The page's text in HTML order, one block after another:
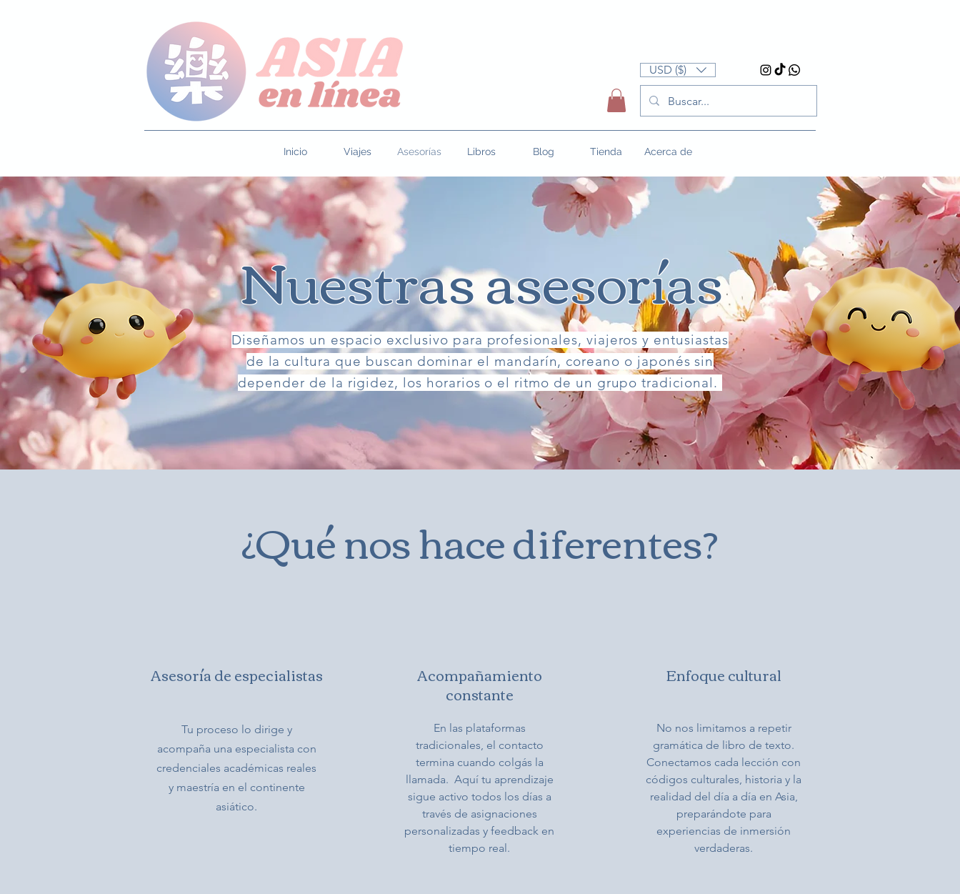
USD ($)
Inicio Viajes Asesorías Libros Blog Tienda Acerca de
Nuestras asesorías
Diseñamos un espacio exclusivo para profesionales, viajeros y entusiastas
de la cultura que buscan dominar el mandarín, coreano o japonés sin
depender de la rigidez, los horarios o el ritmo de un grupo tradicional.
¿Qué nos hace diferentes?
Asesoría de especialistas
Tu proceso lo dirige y
acompaña una especialista con
credenciales académicas reales
y maestría en el continente
asiático.
Acompañamiento
constante
En las plataformas
tradicionales, el contacto
termina cuando colgás la
llamada. Aquí tu aprendizaje
sigue activo todos los días a
través de asignaciones
personalizadas y feedback en
tiempo real.
Enfoque cultural
No nos limitamos a repetir
gramática de libro de texto.
Conectamos cada lección con
códigos culturales, historia y la
realidad del día a día en Asia,
preparándote para
experiencias de inmersión
verdaderas.